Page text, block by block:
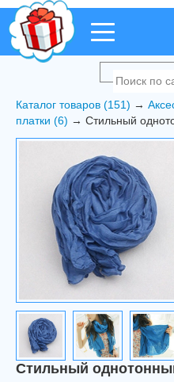
Каталог товаров (151) →
платки (6) → Стильный
Стильный